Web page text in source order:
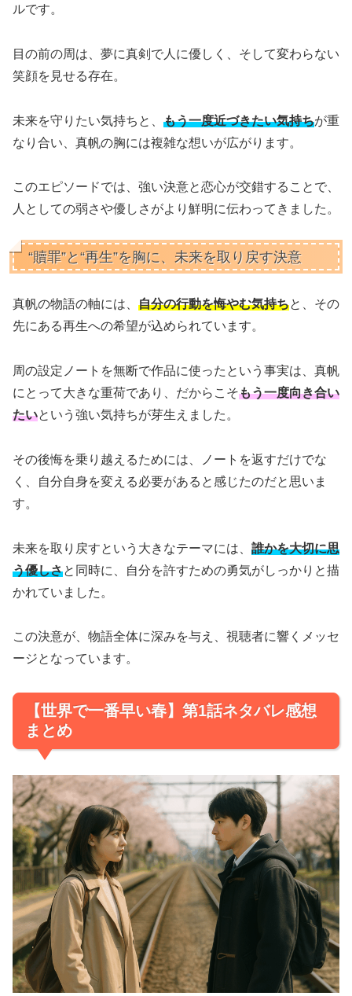
ルです。
目の前の周は、夢に真剣で人に優しく、そして変わらない
笑顔を見せる存在。
未来を守りたい気持ちと、 もう一度近づきたい気持ちが重
なり合い、真帆の胸には複雑な想いが広がります。
このエピソードでは、強い決意と恋心が交錯することで、
人としての弱さや優しさがより鮮明に伝わってきました。
“贖罪”と“再生”を胸に、未来を取り戻す決意
真帆の物語の軸には、 自分の行動を悔やむ気持ちと、その
先にある再生への希望が込められています。
周の設定ノートを無断で作品に使ったという事実は、真帆
にとって大きな重荷であり、だからこそもう一度向き合い
たいという強い気持ちが芽生えました。
その後悔を乗り越えるためには、ノートを返すだけでな
く、自分自身を変える必要があると感じたのだと思いま
す。
未来を取り戻すという大きなテーマには、 誰かを大切に思
う優しさと同時に、自分を許すための勇気がしっかりと描
かれていました。
この決意が、物語全体に深みを与え、視聴者に響くメッセ
ージとなっています。
【世界で一番早い春】第1話ネタバレ感想
まとめ